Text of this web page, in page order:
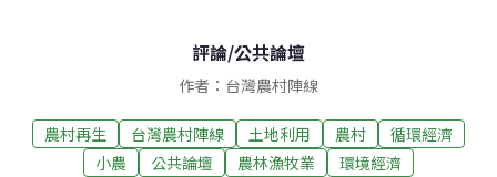
評論/公共論壇
作者：台灣農村陣線
農村再生 台灣農村陣線 土地利用 農村
循環經濟
小農
公共論壇 農林漁牧業 環境經濟